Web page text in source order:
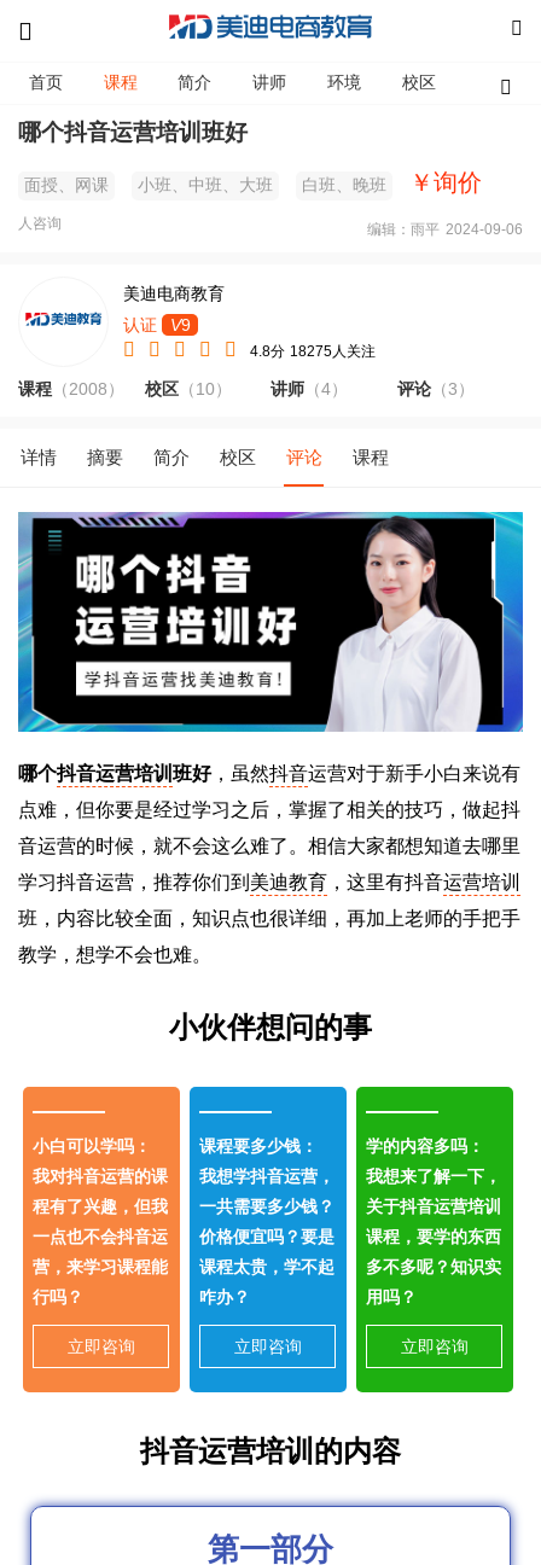
首页 课程 简介 讲师 环境 校区 资讯
哪个抖音运营培训班好
面授、网课 小班、中班、大班 白班、晚班 ￥询价
人咨询 2024-09-06
编辑：雨平
美迪电商教育
认证
V9
4.8分 18275人关注
课程 （2008） 校区（10） 讲师 （4） 评论（3）
详情 摘要 简介 校区 评论 课程
哪个抖音运营培训 班好，虽然抖音运营对于新手小白来说有
点难，但你要是经过学习之后，掌握了相关的技巧，做起抖
音运营的时候，就不会这么难了。相信大家都想知道去哪里
学习抖音运营，推荐你们到 美迪教育 ，这里有抖音运营培训
班，内容比较全面，知识点也很详细，再加上老师的手把手
教学，想学不会也难。
小伙伴想问的事
小白可以学吗：
我对抖音运营的课
程有了兴趣，但我
一点也不会抖音运
营，来学习课程能
行吗？
立即咨询
课程要多少钱：
我想学抖音运营，
一共需要多少钱？
价格便宜吗？要是
课程太贵，学不起
咋办？
立即咨询
学的内容多吗：
我想来了解一下，
关于抖音运营培训
课程，要学的东西
多不多呢？知识实
用吗？
立即咨询
抖音运营培训的内容
第一部分